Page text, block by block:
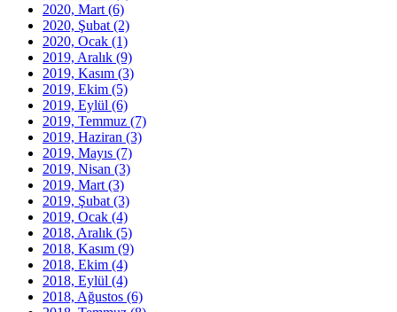
2020, Mart (6)
2020, Şubat (2)
2020, Ocak (1)
2019, Aralık (9)
2019, Kasım (3)
2019, Ekim (5)
2019, Eylül (6)
2019, Temmuz (7)
2019, Haziran (3)
2019, Mayıs (7)
2019, Nisan (3)
2019, Mart (3)
2019, Şubat (3)
2019, Ocak (4)
2018, Aralık (5)
2018, Kasım (9)
2018, Ekim (4)
2018, Eylül (4)
2018, Ağustos (6)